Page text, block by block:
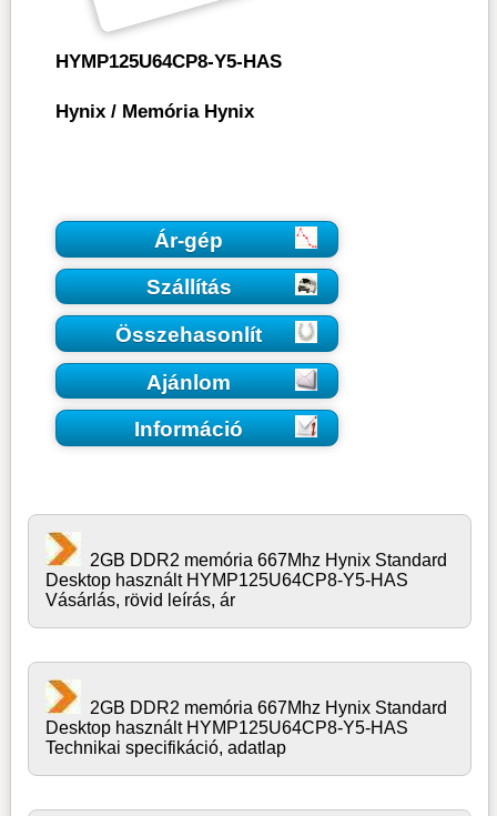
HYMP125U64CP8-Y5-HAS
Hynix/ Memória Hynix
Ár-gép
Szállítás
Összehasonlít
Ajánlom
Információ
2GB DDR2 memória 667Mhz Hynix Standard
Desktop használt HYMP125U64CP8-Y5-HAS
Vásárlás, rövid leírás, ár
2GB DDR2 memória 667Mhz Hynix Standard
Desktop használt HYMP125U64CP8-Y5-HAS
Technikai specifikáció, adatlap